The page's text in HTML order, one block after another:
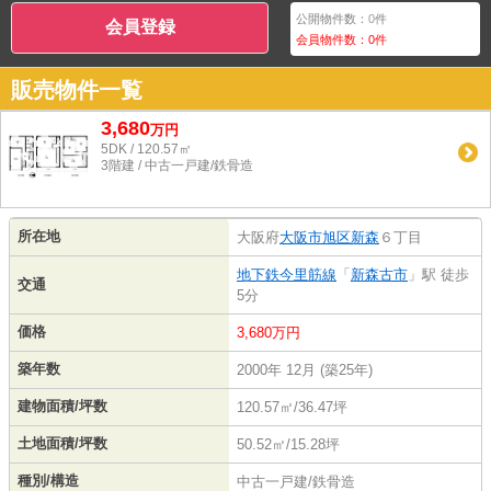
会員登録 公開物件数：0件
会員物件数：0件
販売物件一覧
3,680万円
5DK / 120.57㎡
3階建 / 中古一戸建/鉄骨造
所在地 大阪府大阪市旭区新森 ６丁目
交通
地下鉄今里筋線 「 新森古市 」駅 徒歩
5分
価格 3,680万円
築年数 2000年 12月 (築25年)
建物面積/坪数 120.57㎡/36.47坪
土地面積/坪数 50.52㎡/15.28坪
種別/構造 中古一戸建/鉄骨造